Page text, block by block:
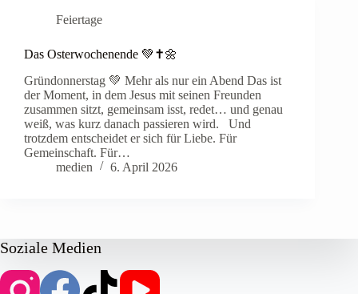
Feiertage
Das Osterwochenende 💚✝️🌼
Gründonnerstag 💚 Mehr als nur ein Abend Das ist
der Moment, in dem Jesus mit seinen Freunden
zusammen sitzt, gemeinsam isst, redet… und genau
weiß, was kurz danach passieren wird. Und
trotzdem entscheidet er sich für Liebe. Für
Gemeinschaft. Für…
medien
6. April 2026
Soziale Medien